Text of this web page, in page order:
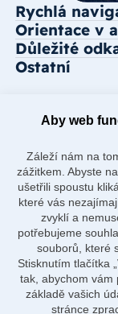
Rychlá
Orientace v
Důležité
Ostatní
Aby web
Záleží nám na
zážitkem. Abyste
ušetřili spoustu
které vás
zvyklí a
potřebujeme
souborů, které
Stisknutím tlačítka
tak, abychom vám
základě vašich
stránce